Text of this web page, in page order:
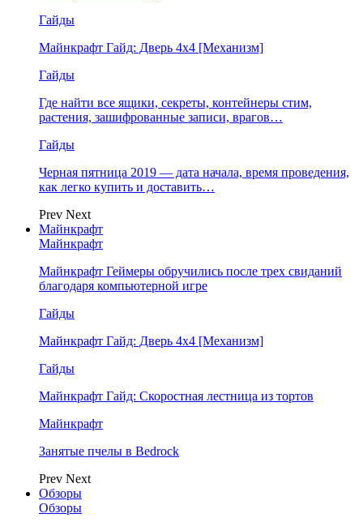
Гайды
Майнкрафт Гайд: Дверь 4х4 [Механизм]
Гайды
Где найти все ящики, секреты, контейнеры стим,
растения, зашифрованные записи, врагов…
Гайды
Черная пятница 2019 — дата начала, время проведения,
как легко купить и доставить…
Prev Next
Майнкрафт
Майнкрафт
Майнкрафт Геймеры обручились после трех свиданий
благодаря компьютерной игре
Гайды
Майнкрафт Гайд: Дверь 4х4 [Механизм]
Гайды
Майнкрафт Гайд: Скоростная лестница из тортов
Майнкрафт
Занятые пчелы в Bedrock
Prev Next
Обзоры
Обзоры